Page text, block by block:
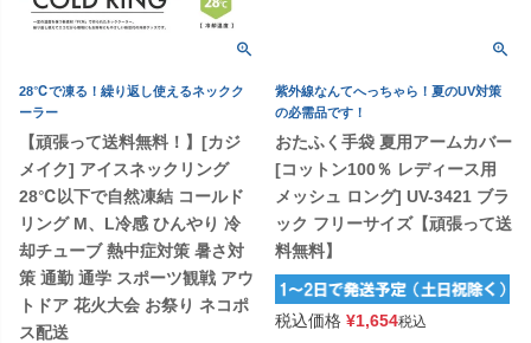
28℃で凍る！繰り返し使えるネックク
ーラー
【頑張って送料無料！】[カジ
メイク] アイスネックリング
28℃以下で自然凍結 コールド
リング M、L冷感 ひんやり 冷
却チューブ 熱中症対策 暑さ対
策 通勤 通学 スポーツ観戦 アウ
トドア 花火大会 お祭り ネコポ
ス配送
紫外線なんてへっちゃら！夏のUV対策
の必需品です！
おたふく手袋 夏用アームカバー
[コットン100％ レディース用
メッシュ ロング] UV-3421 ブラ
ック フリーサイズ【頑張って送
料無料】
税込価格 ¥1,654税込